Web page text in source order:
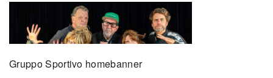
Gruppo Sportivo homebanner